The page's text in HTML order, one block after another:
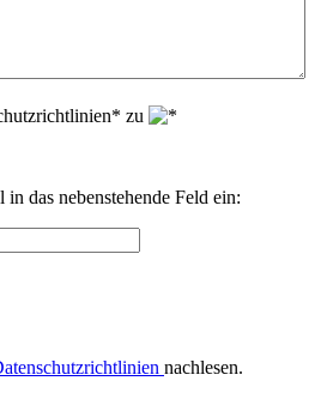
zu
das nebenstehende Feld ein:
nachlesen.